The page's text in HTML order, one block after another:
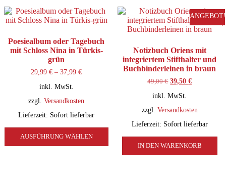
auf.
Optionen
Produktseite
gewählt
Poesiealbum oder Tagebuch
mit Schloss Nina in Türkis-
grün
29,99€ –37,99€
inkl. MwSt.
zzgl.Versandkosten
Lieferzeit: Sofort lieferbar
AUSFÜHRUNG WÄHLEN
Dieses
Produkt
weist
mehrere
ANGEBOT!
Notizbuch Oriens mit
integriertem Stifthalter und
Buchbinderleinen in braun
49,00€ Ursprünglicher
war:
49,00 €
39,50€
inkl. MwSt.
zzgl. Versandkosten
Lieferzeit: Sofort lieferbar
IN DEN WARENKORB